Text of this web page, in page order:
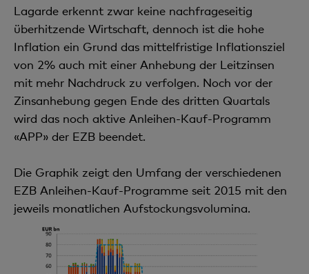
Lagarde erkennt zwar keine nachfrageseitig
überhitzende Wirtschaft, dennoch ist die hohe
Inflation ein Grund das mittelfristige Inflationsziel
von 2% auch mit einer Anhebung der Leitzinsen
mit mehr Nachdruck zu verfolgen. Noch vor der
Zinsanhebung gegen Ende des dritten Quartals
wird das noch aktive Anleihen-Kauf-Programm
«APP» der EZB beendet.
Die Graphik zeigt den Umfang der verschiedenen
EZB Anleihen-Kauf-Programme seit 2015 mit den
jeweils monatlichen Aufstockungsvolumina.